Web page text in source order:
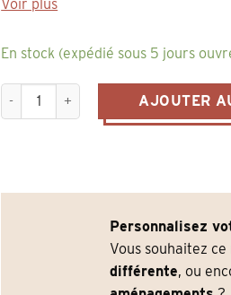
Voir plus
En stock (expédié sous 5 jours
quantité de table basse carrée en
AJOUTER
Personnalisez
Vous souhaitez
différente, ou